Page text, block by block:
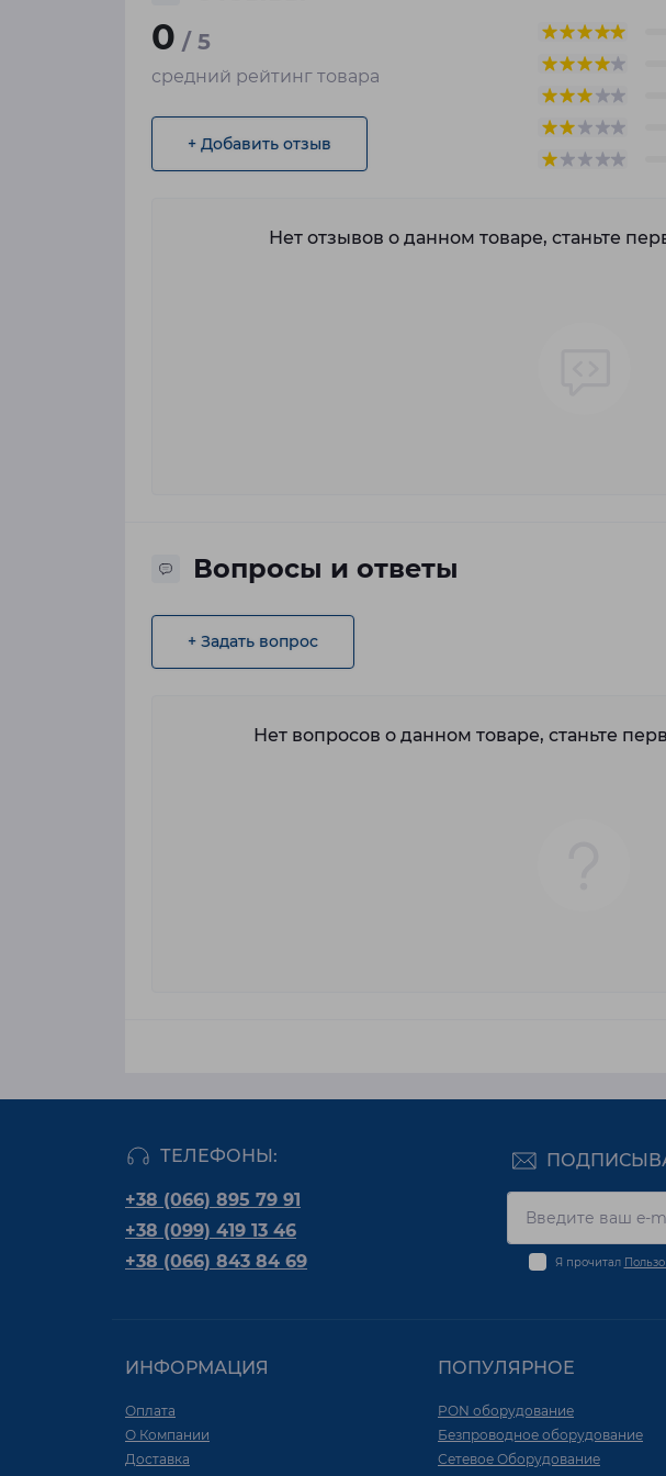
0 / 5
средний рейтинг товара
+ Добавить отзыв
Нет отзывов о данном товаре, станьте
Вопросы и ответы
+ Задать вопрос
Нет вопросов о данном товаре, станьте
ТЕЛЕФОНЫ:
+38 (066) 895 79 91
+38 (099) 419 13 46
+38 (066) 843 84 69
Я прочитал
ИНФОРМАЦИЯ
Оплата
О Компании
Доставка
ПОПУЛЯРНОЕ
PON оборудование
Безпроводное оборудование
Сетевое Оборудование